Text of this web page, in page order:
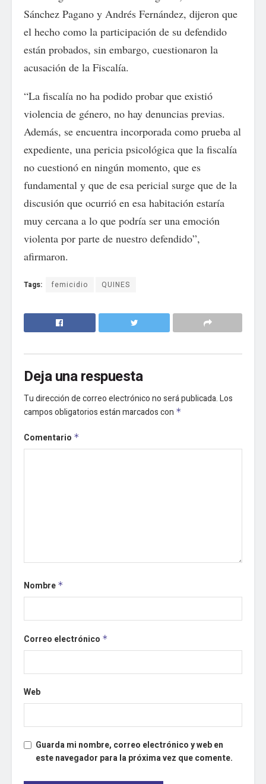
Sánchez Pagano y Andrés Fernández, dijeron que
el hecho como la participación de su defendido
están probados, sin embargo, cuestionaron la
acusación de la Fiscalía.
“La fiscalía no ha podido probar que existió
violencia de género, no hay denuncias previas.
Además, se encuentra incorporada como prueba al
expediente, una pericia psicológica que la fiscalía
no cuestionó en ningún momento, que es
fundamental y que de esa pericial surge que de la
discusión que ocurrió en esa habitación estaría
muy cercana a lo que podría ser una emoción
violenta por parte de nuestro defendido”,
afirmaron.
Tags: femicidio QUINES
Deja una respuesta
Tu dirección de correo electrónico no será publicada.Los
campos obligatorios están marcados con *
Comentario *
Nombre *
Correo electrónico *
Web
Guarda mi nombre, correo electrónico y web en
este navegador para la próxima vez que comente.